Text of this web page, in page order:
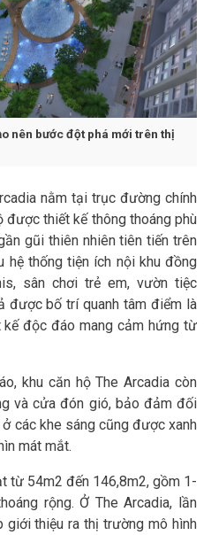
nên bước đột phá mới trên thị
nằm tại trục đường chính
được thiết kế thông thoáng phù
gũi thiên nhiên tiên tiến trên
hệ thống tiện ích nội khu đồng
sân chơi trẻ em, vườn tiệc
được bố trí quanh tâm điểm là
độc đáo mang cảm hứng từ
khu căn hộ The Arcadia còn
và cửa đón gió, bảo đảm đối
các khe sáng cũng được xanh
mát mắt.
từ 54m2 đến 146,8m2, gồm 1-
rộng. Ở The Arcadia, lần
giới thiệu ra thị trường mô hình